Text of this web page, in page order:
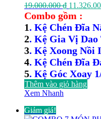
19.000.000₫ Giá
gốc
là:
Combo gồm :
1. Kệ Chén Đĩa
2. Kệ Gia Vị
3. Kệ Xoong Nồi
4. Kệ Chén Đĩa
5. Kệ Góc Xoay
Thêm vào giỏ hàng
Xem Nhanh
Giảm giá!